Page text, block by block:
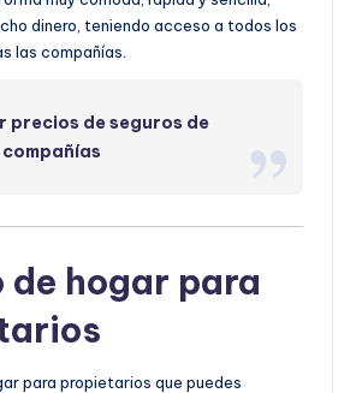
dinero, teniendo acceso a todos los
las compañías.
precios de seguros de
de hogar para
para propietarios que puedes